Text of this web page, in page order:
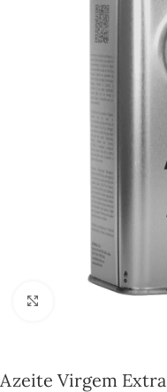
Azeite Virgem Extra